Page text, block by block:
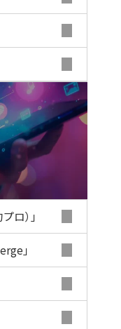
ロ）」
」